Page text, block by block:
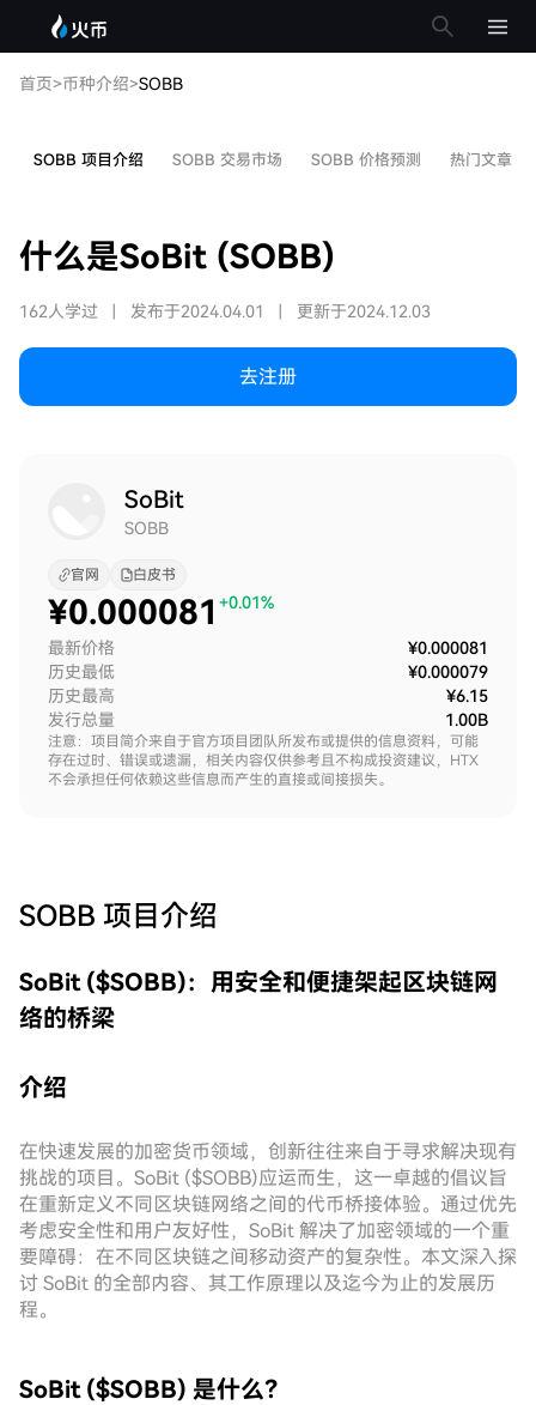
首页>币种介绍>SOBB
SOBB 项目介绍 SOBB 交易市场 SOBB 价格预测 热门文章
什么是SoBit (SOBB)
162人学过 发布于2024.04.01 更新于2024.12.03
去注册
SoBit
SOBB
官网 白皮书
¥0.000081 +0.01%
最新价格
¥0.000081
历史最低
¥0.000079
历史最高
¥6.15
发行总量
1.00B
注意：项目简介来自于官方项目团队所发布或提供的信息资料，可能
存在过时、错误或遗漏，相关内容仅供参考且不构成投资建议，HTX
不会承担任何依赖这些信息而产生的直接或间接损失。
SOBB 项目介绍
SoBit ($SOBB)：用安全和便捷架起区块链网
络的桥梁
介绍
在快速发展的加密货币领域，创新往往来自于寻求解决现有
挑战的项目。SoBit ($SOBB)应运而生，这一卓越的倡议旨
在重新定义不同区块链网络之间的代币桥接体验。通过优先
考虑安全性和用户友好性，SoBit 解决了加密领域的一个重
要障碍：在不同区块链之间移动资产的复杂性。本文深入探
讨 SoBit 的全部内容、其工作原理以及迄今为止的发展历
程。
SoBit ($SOBB) 是什么？